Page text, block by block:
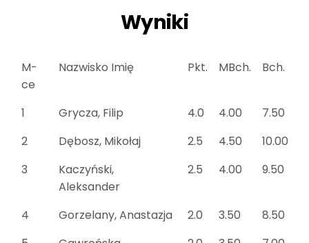
Wyniki
M-
ce
Nazwisko Imię Pkt. MBch. Bch.
1 Grycza, Filip 4.0 4.00
7.50
2
Dębosz, Mikołaj 2.5 4.50
10.00
3
Kaczyński,
Aleksander
2.5 4.00 9.50
4 Gorzelany, Anastazja 2.0 3.50
8.50